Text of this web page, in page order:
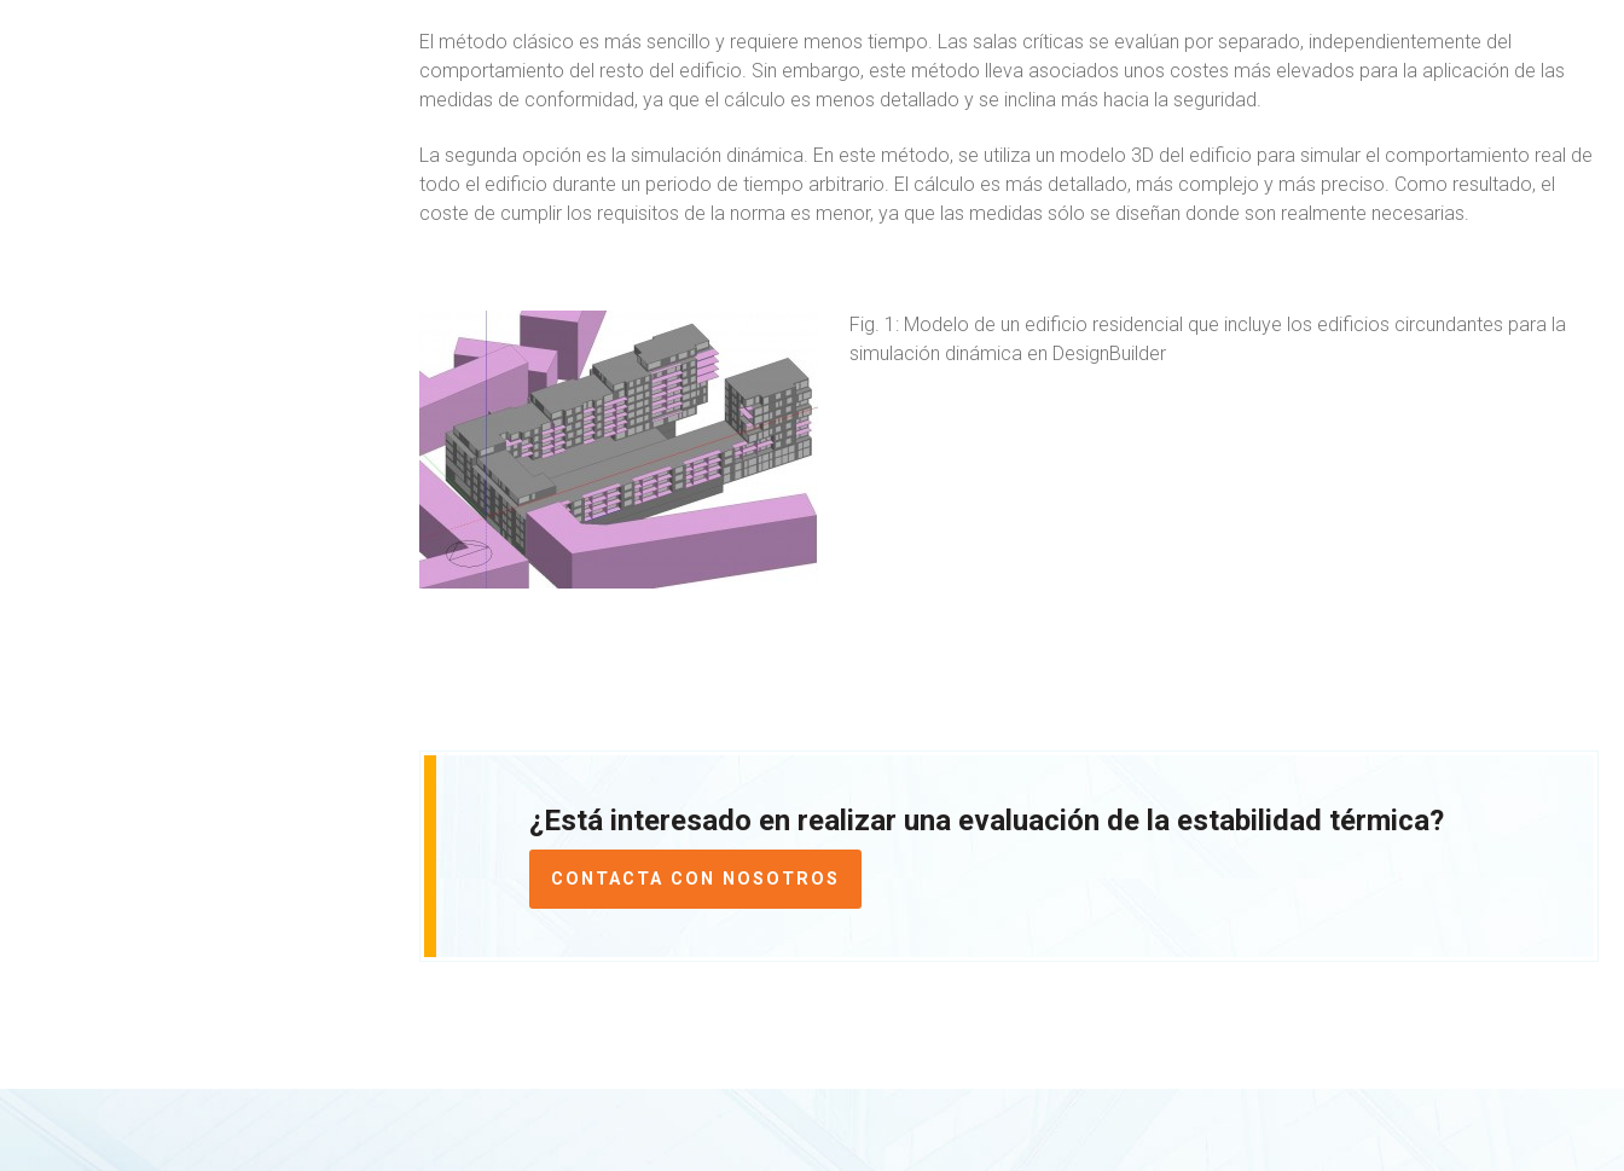
El método clásico es más sencillo y requiere menos tiempo. Las salas críticas se evalúan por separado, independientemente del
comportamiento del resto del edificio. Sin embargo, este método lleva asociados unos costes más elevados para la aplicación de las
medidas de conformidad, ya que el cálculo es menos detallado y se inclina más hacia la seguridad.
La segunda opción es la simulación dinámica. En este método, se utiliza un modelo 3D del edificio para simular el comportamiento real de
todo el edificio durante un periodo de tiempo arbitrario. El cálculo es más detallado, más complejo y más preciso. Como resultado, el
coste de cumplir los requisitos de la norma es menor, ya que las medidas sólo se diseñan donde son realmente necesarias.
Fig. 1: Modelo de un edificio residencial que incluye los edificios circundantes para la
simulación dinámica en DesignBuilder
¿Está interesado en realizar una evaluación de la estabilidad térmica?
CONTACTA CON NOSOTROS